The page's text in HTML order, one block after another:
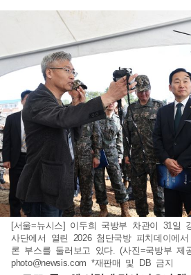
[서울=뉴시스] 이두희 국방부 차관이 31일
사단에서 열린 2026 첨단국방 피치데이에
론 부스를 둘러보고 있다. (사진=국방부 제
photo@newsis.com *재판매 및 DB 금지